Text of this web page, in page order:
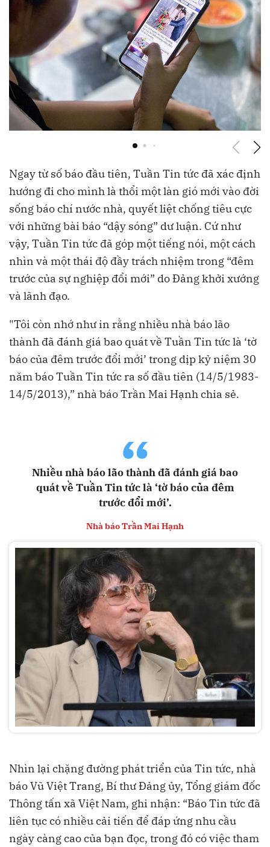
Ngay từ số báo đầu tiên, Tuần Tin tức đã xác định
hướng đi cho mình là thổi một làn gió mới vào đời
sống báo chí nước nhà, quyết liệt chống tiêu cực
với những bài báo “dậy sóng” dư luận. Cứ như
vậy, Tuần Tin tức đã góp một tiếng nói, một cách
nhìn và một thái độ đầy trách nhiệm trong “đêm
trước của sự nghiệp đổi mới” do Đảng khởi xướng
và lãnh đạo.
"Tôi còn nhớ như in rằng nhiều nhà báo lão
thành đã đánh giá bao quát về Tuần Tin tức là ‘tờ
báo của đêm trước đổi mới’ trong dịp kỷ niệm 30
năm báo Tuần Tin tức ra số đầu tiên (14/5/1983-
14/5/2013),” nhà báo Trần Mai Hạnh chia sẻ.
“
Nhiều nhà báo lão thành đã đánh giá bao
quát về Tuần Tin tức là ‘tờ báo của đêm
trước đổi mới’.
Nhà báo Trần Mai Hạnh
Nhìn lại chặng đường phát triển của Tin tức, nhà
báo Vũ Việt Trang, Bí thư Đảng ủy, Tổng giám đốc
Thông tấn xã Việt Nam, ghi nhận: “Báo Tin tức đã
liên tục có nhiều cải tiến để đáp ứng nhu cầu
ngày càng cao của bạn đọc, trong đó có việc tham